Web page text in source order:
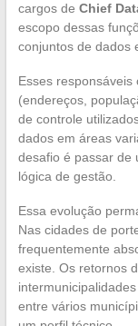
cargos de Chief
escopo dessas
conjuntos de dados
Esses
(endereços,
de controle
dados em áreas
desafio é passar de
lógica de gestão.
Essa evolução
Nas cidades de
frequentemente
existe. Os retornos
entre vários